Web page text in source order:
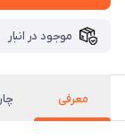
موجود در انبار
معرفی